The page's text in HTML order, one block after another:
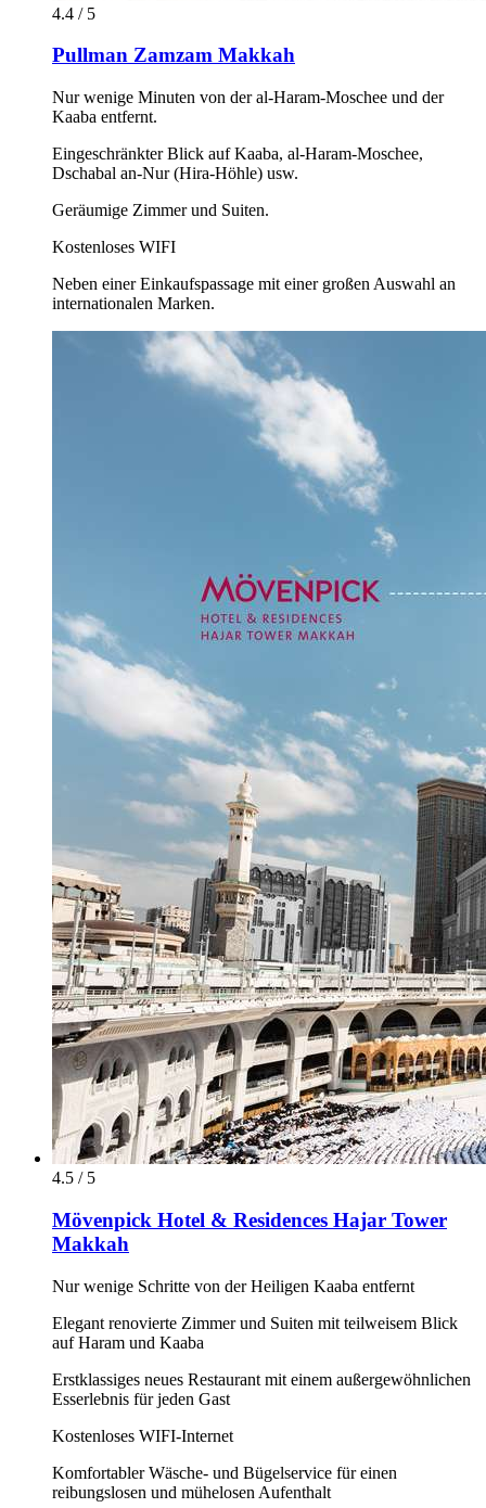
4.4 / 5
Pullman Zamzam Makkah
Nur wenige Minuten von der al-Haram-Moschee und der
Kaaba entfernt.
Eingeschränkter Blick auf Kaaba, al-Haram-Moschee,
Dschabal an-Nur (Hira-Höhle) usw.
Geräumige Zimmer und Suiten.
Kostenloses WIFI
Neben einer Einkaufspassage mit einer großen Auswahl an
internationalen Marken.
4.5 / 5
Mövenpick Hotel & Residences Hajar Tower
Makkah
Nur wenige Schritte von der Heiligen Kaaba entfernt
Elegant renovierte Zimmer und Suiten mit teilweisem Blick
auf Haram und Kaaba
Erstklassiges neues Restaurant mit einem außergewöhnlichen
Esserlebnis für jeden Gast
Kostenloses WIFI-Internet
Komfortabler Wäsche- und Bügelservice für einen
reibungslosen und mühelosen Aufenthalt